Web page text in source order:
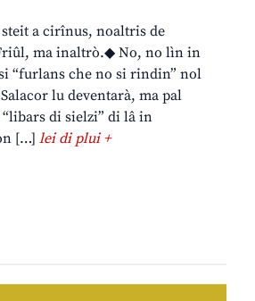
a cirînus, noaltris de
ma inaltrò.◆ No, no lìn in
“furlans che no si rindin” nol
lu deventarà, ma pal
di sielzi” di lâ in
[…]lei di plui +